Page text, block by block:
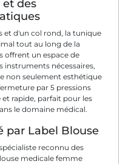
et des
et d'un col rond, la tunique
tout au long de la
offrent un espace de
instruments nécessaires,
non seulement esthétique
par 5 pressions
rapide, parfait pour les
le domaine médical.
par Label Blouse
reconnu des
medicale femme